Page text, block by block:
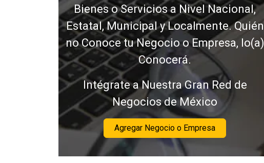
Bienes o Servicios a Nivel Nacional,
Estatal, Municipal y Localmente. Quién
no Conoce tu Negocio o Empresa, lo(a)
Conocerá.
Intégrate a Nuestra Gran Red de
Negocios de México
Agregar Negocio o Empresa